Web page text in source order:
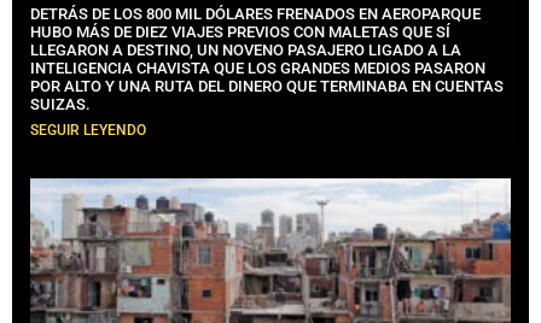
DETRÁS DE LOS 800 MIL DÓLARES FRENADOS EN AEROPARQUE
HUBO MÁS DE DIEZ VIAJES PREVIOS CON MALETAS QUE SÍ
LLEGARON A DESTINO, UN NOVENO PASAJERO LIGADO A LA
INTELIGENCIA CHAVISTA QUE LOS GRANDES MEDIOS PASARON
POR ALTO Y UNA RUTA DEL DINERO QUE TERMINABA EN CUENTAS
SUIZAS.
SEGUIR LEYENDO